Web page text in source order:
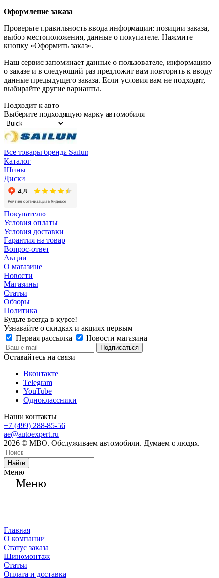
Оформление заказа
Проверьте правильность ввода информации: позиции заказа,
выбор местоположения, данные о покупателе. Нажмите
кнопку «Оформить заказ».
Наш сервис запоминает данные о пользователе, информацию
о заказе и в следующий раз предложит вам повторить к вводу
данные предыдущего заказа. Если условия вам не подходят,
выбирайте другие варианты.
Подходит к авто
Выберите подходящую марку автомобиля
Все товары бренда Sailun
Каталог
Шины
Диски
Покупателю
Условия оплаты
Условия доставки
Гарантия на товар
Вопрос-ответ
Акции
О магазине
Новости
Магазины
Статьи
Обзоры
Политика
Будьте всегда в курсе!
Узнавайте о скидках и акциях первым
Первая рассылка
Новости магазина
Оставайтесь на связи
Вконтакте
Telegram
YouTube
Одноклассники
Наши контакты
+7 (499) 288-85-56
ae@autoexpert.ru
2026 © МВО. Обслуживаем автомобили. Думаем о людях.
Найти
Меню
Меню
Главная
О компании
Статус заказа
Шиномонтаж
Статьи
Оплата и доставка